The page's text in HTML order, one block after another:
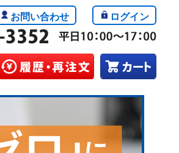
お問い合わせ ログイン